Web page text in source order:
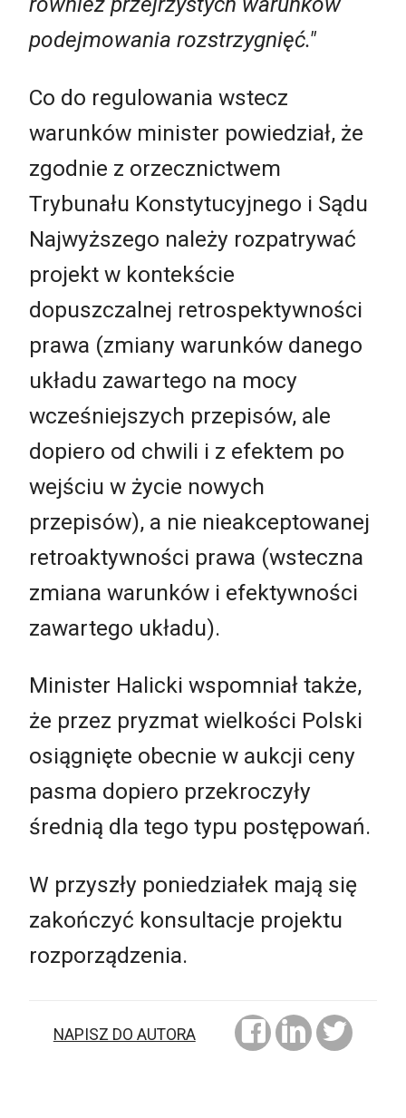
podejmowania rozstrzygnięć."
Co do regulowania wstecz
warunków minister powiedział, że
zgodnie z orzecznictwem
Trybunału Konstytucyjnego i Sądu
Najwyższego należy rozpatrywać
projekt w kontekście
dopuszczalnej retrospektywności
prawa (zmiany warunków danego
układu zawartego na mocy
wcześniejszych przepisów, ale
dopiero od chwili i z efektem po
wejściu w życie nowych
przepisów), a nie nieakceptowanej
retroaktywności prawa (wsteczna
zmiana warunków i efektywności
zawartego układu).
Minister Halicki wspomniał także,
że przez pryzmat wielkości Polski
osiągnięte obecnie w aukcji ceny
pasma dopiero przekroczyły
średnią dla tego typu postępowań.
W przyszły poniedziałek mają się
zakończyć konsultacje projektu
rozporządzenia.
NAPISZ DO AUTORA